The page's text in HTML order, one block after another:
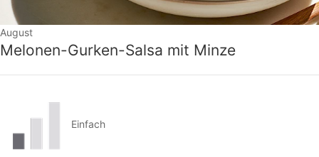
August
Melonen-Gurken-Salsa mit Minze
Einfach